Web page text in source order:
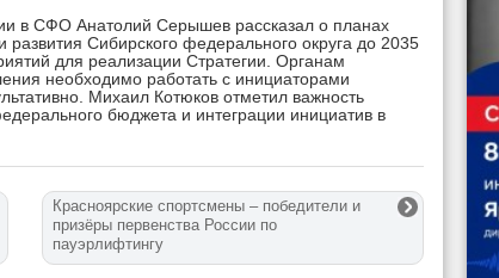
в СФО Анатолий Серышев рассказал о планах
Сибирского федерального округа до 2035
для реализации Стратегии. Органам
необходимо работать с инициаторами
Михаил Котюков отметил важность
бюджета и интеграции инициатив в
Красноярские спортсмены – победители и
призёры первенства России по
пауэрлифтингу